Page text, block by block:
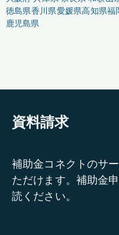
徳島県香川県愛媛県高知県福
鹿児島県
資料請求
補助金コネクトのサ
ただけます。補助金
読ください。